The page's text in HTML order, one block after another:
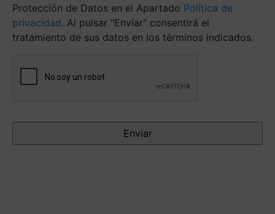
Protección de Datos en el Apartado Política de
privacidad. Al pulsar "Enviar" consentirá el
tratamiento de sus datos en los términos indicados.